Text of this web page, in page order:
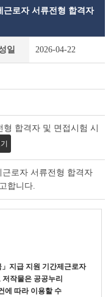
근로자 서류전형 합격자
일 2026-04-22
합격자 및 면접시험 시
근로자 서류전형 합격자
합니다.
」지급 지원 기간제근로자
저작물은 공공누리
에 따라 이용할 수